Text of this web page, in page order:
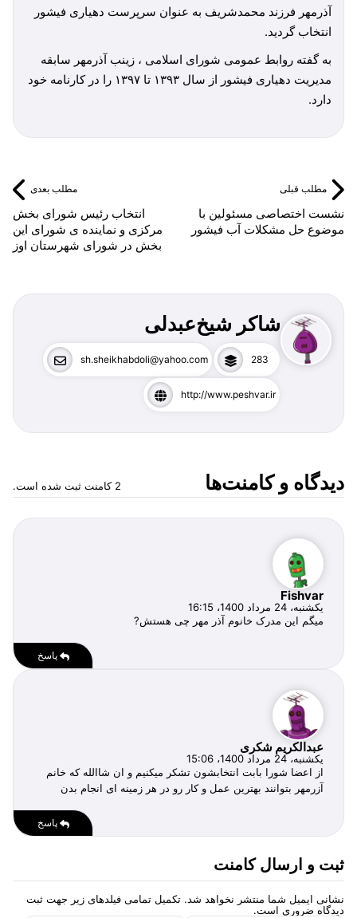
آذرمهر فرزند محمدشريف به عنوان سرپرست دهياری فيشور
انتخاب گرديد.
به گفته روابط عمومی شورای اسلامی ، زينب آذرمهر سابقه
مدیریت دهیاری فیشور از سال ۱۳۹۳ تا ۱۳۹۷ را در كارنامه خود
دارد.
مطلب قبلی
نشست اختصاصی مسئولین با
موضوع حل مشکلات آب فیشور
مطلب بعدی
انتخاب رئیس شورای بخش
مرکزی و نماینده ی شورای این
بخش در شورای شهرستان اوز
شاکر شیخ‌عبدلی
283
sh.sheikhabdoli@yahoo.com
http://www.peshvar.ir
دیدگاه‌ و کامنت‌ها 2 کامنت ثبت شده است.
Fishvar
پاسخ
یکشنبه، 24 مرداد 1400، 16:15
میگم این مدرک خانوم آذر مهر چی هستش?
عبدالکریم شکری
پاسخ
یکشنبه، 24 مرداد 1400، 15:06
از اعضا شورا بابت انتخابشون تشکر میکنیم و ان شاالله که خانم
آزرمهر بتوانند بهترین عمل و کار رو در هر زمینه ای انجام بدن
ثبت و ارسال کامنت
نشانی ایمیل شما منتشر نخواهد شد. تکمیل تمامی فیلد‌های زیر جهت ثبت
دیدگاه ضروری است.